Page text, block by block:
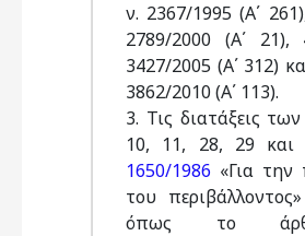
ν. 2367/1995 (Α΄
2789/2000 (Α΄
3427/2005 (Α΄ 312)
3862/2010 (Α΄ 113).
3. Τις διατάξεις
10, 11, 28, 29 και
1650/1986 «Για την
του
όπως το